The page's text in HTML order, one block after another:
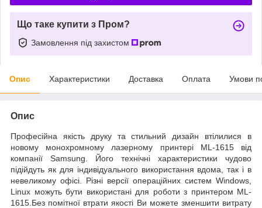
Що таке купити з Пром?
Замовлення під захистом
Опис Характеристики Доставка Оплата Умови
Опис
Професійна якість друку та стильний дизайн втілилися в
новому монохромному лазерному принтері ML-1615 від
компанії Samsung. Його технічні характеристики чудово
підійдуть як для індивідуального використання вдома, так і в
невеликому офісі. Різні версії операційних систем Windows,
Linux можуть бути використані для роботи з принтером ML-
1615.Без помітної втрати якості Ви можете зменшити витрату